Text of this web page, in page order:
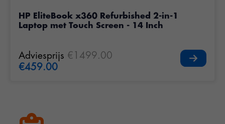
HP EliteBook x360 Refurbished 2-in-1
Laptop met Touch Screen - 14 Inch
Adviesprijs €1499.00
€459.00